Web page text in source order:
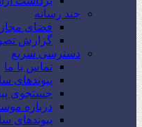
چند رسانه
فضای
گزارش
دسترسی سریع
تماس با ما
پیوندهای
جستجوی
درباره
پیوندهای